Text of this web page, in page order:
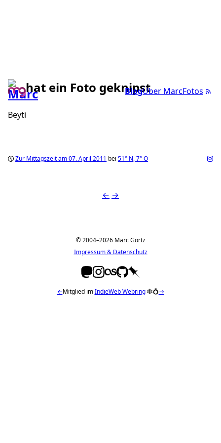
BlogÜber MarcFotos
hat ein Foto geknipst
Beyti
Zur Mittagszeit am 07. April 2011 bei 51° N,7°O
← →
© 2004–2026 Marc Görtz
Impressum & Datenschutz
←Mitglied imIndieWeb Webring🕸💍→